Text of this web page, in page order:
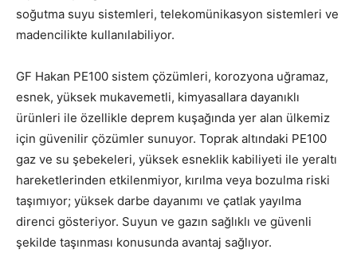
soğutma suyu sistemleri, telekomünikasyon sistemleri ve
madencilikte kullanılabiliyor.
GF Hakan PE100 sistem çözümleri, korozyona uğramaz,
esnek, yüksek mukavemetli, kimyasallara dayanıklı
ürünleri ile özellikle deprem kuşağında yer alan ülkemiz
için güvenilir çözümler sunuyor. Toprak altındaki PE100
gaz ve su şebekeleri, yüksek esneklik kabiliyeti ile yeraltı
hareketlerinden etkilenmiyor, kırılma veya bozulma riski
taşımıyor; yüksek darbe dayanımı ve çatlak yayılma
direnci gösteriyor. Suyun ve gazın sağlıklı ve güvenli
şekilde taşınması konusunda avantaj sağlıyor.